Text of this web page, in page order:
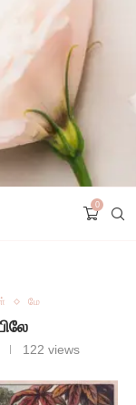
0
மே
122 views